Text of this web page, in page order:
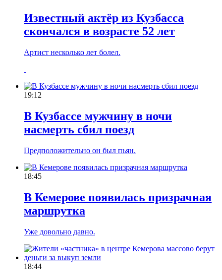
Известный актёр из Кузбасса
скончался в возрасте 52 лет
Артист несколько лет болел.
19:12
В Кузбассе мужчину в ночи
насмерть сбил поезд
Предположительно он был пьян.
18:45
В Кемерове появилась призрачная
маршрутка
Уже довольно давно.
18:44